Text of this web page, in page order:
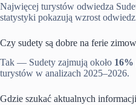
Najwięcej turystów odwiedza
statystyki pokazują wzrost
Czy sudety są dobre na ferie
Tak — Sudety zajmują około 16%
turystów w analizach 2025–2026.
Gdzie szukać aktualnych